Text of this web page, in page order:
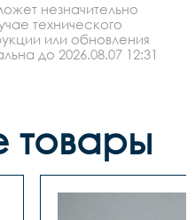
незначительно
технического
или обновления
до 2026.08.07 12:31
товары